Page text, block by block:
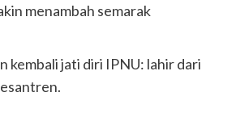
menambah semarak
kembali jati diri IPNU: lahir dari